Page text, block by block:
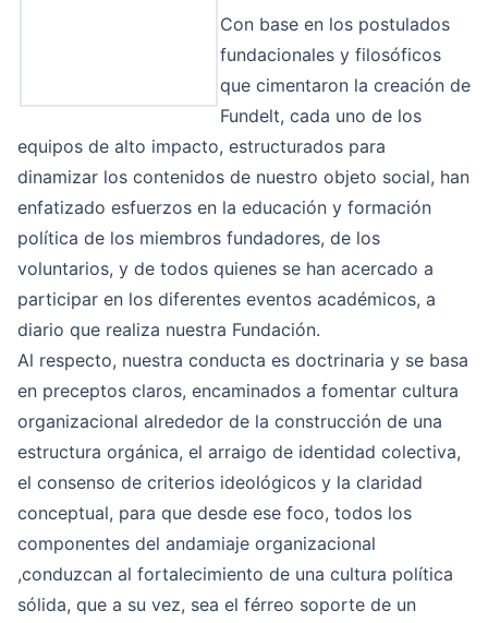
Con base en los postulados
fundacionales y filosóficos
que cimentaron la creación de
Fundelt, cada uno de los
equipos de alto impacto, estructurados para
dinamizar los contenidos de nuestro objeto social, han
enfatizado esfuerzos en la educación y formación
política de los miembros fundadores, de los
voluntarios, y de todos quienes se han acercado a
participar en los diferentes eventos académicos, a
diario que realiza nuestra Fundación.
Al respecto, nuestra conducta es doctrinaria y se basa
en preceptos claros, encaminados a fomentar cultura
organizacional alrededor de la construcción de una
estructura orgánica, el arraigo de identidad colectiva,
el consenso de criterios ideológicos y la claridad
conceptual, para que desde ese foco, todos los
componentes del andamiaje organizacional
,conduzcan al fortalecimiento de una cultura política
sólida, que a su vez, sea el férreo soporte de un